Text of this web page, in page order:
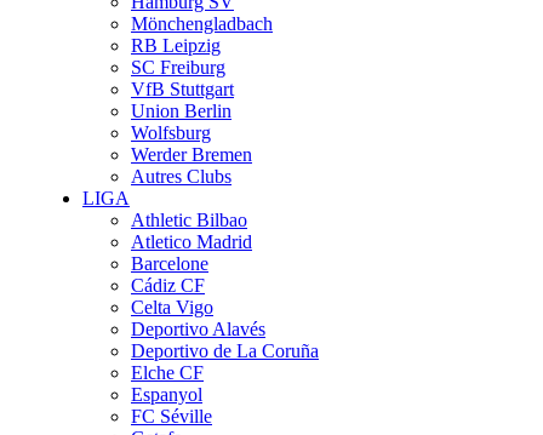
Mönchengladbach
RB Leipzig
SC Freiburg
VfB Stuttgart
Union Berlin
Wolfsburg
Werder Bremen
Autres Clubs
LIGA
Athletic Bilbao
Atletico Madrid
Barcelone
Cádiz CF
Celta Vigo
Deportivo Alavés
Deportivo de La Coruña
Elche CF
Espanyol
FC Séville